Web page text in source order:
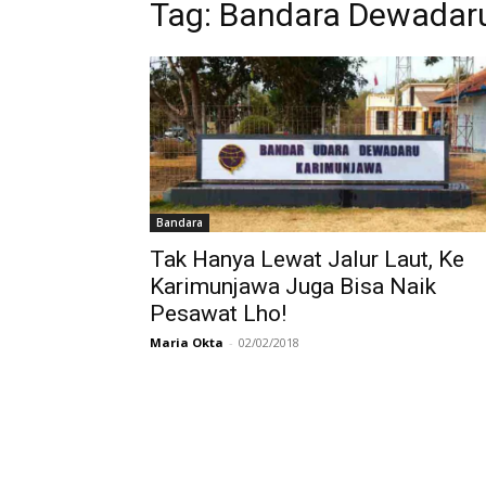
Tag: Bandara
Bandara
Tak Hanya Lewat Jalur Laut, Ke
Karimunjawa Juga Bisa Naik
Pesawat Lho!
Maria Okta - 02/02/2018